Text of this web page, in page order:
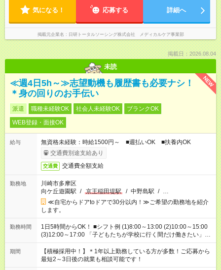
気になる！ 応募する 詳細へ
掲載元企業名 日研トータルソーシング株式会社 メディカルケア事業部
掲載日：2026.08.04
未読
NEW
≪週4日5h～≫志望動機も履歴書も必要ナシ！
＊身の回りのお手伝い
派遣 職種未経験OK 社会人未経験OK
ブランクOK
WEB登録・面接OK
給与
無資格未経験：時給1500円～ ■週払いOK ■扶養内OK
交通費別途支給あり
交通費 交通費全額支給
勤務地
川崎市多摩区
向ケ丘遊園駅 / 京王稲田堤駅 / 中野島駅 / …
≪自宅からドアtoドアで30分以内！≫ご希望の勤務地を紹介
します。
勤務時間
1日5時間からOK！ ■シフト例 (1)8:00～13:00 (2)10:00～15:00
(3)12:00～17:00 「子どもたちが学校に行く間だけ働きたい」
「余裕を持って夕飯の準備がしたい」 「午前中は働いて、午後
はプライベートの時間にしたい」 など、ご希望を教えてくださ
いね。 ※Wワーク希望の方へ 今ご覧のお仕事で希望する勤務時
間と、もう1つのお仕事の勤務時間。 合計で週40時間を超える
期間
【積極採用中！】＊1年以上勤務している方が多数！ご応募から
最短2～3日後の就業も相談可能です！